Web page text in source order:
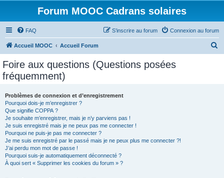
Forum MOOC Cadrans solaires
FAQ Connexion au forum
S’inscrire au forum
Accueil MOOC Accueil Forum
Foire aux questions (Questions posées
fréquemment)
Problèmes de connexion et d’enregistrement
Pourquoi dois-je m’enregistrer ?
Que signifie COPPA ?
Je souhaite m’enregistrer, mais je n’y parviens pas !
Je suis enregistré mais je ne peux pas me connecter !
Pourquoi ne puis-je pas me connecter ?
Je me suis enregistré par le passé mais je ne peux plus me connecter ?!
J’ai perdu mon mot de passe !
Pourquoi suis-je automatiquement déconnecté ?
À quoi sert « Supprimer les cookies du forum » ?